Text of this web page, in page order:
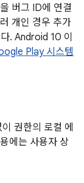
버그 ID에 연결
개인 경우 추가
. Android 10 이
Play 시스템
권한의 로컬 에
에는 사용자 상